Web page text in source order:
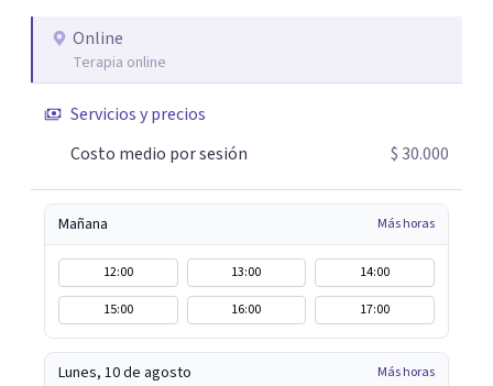
Online
Terapia online
Servicios y precios
Costo medio por sesión
$ 30.000
Mañana Más horas
12:00 13:00
14:00
15:00
16:00 17:00
Lunes, 10 de agosto Más horas